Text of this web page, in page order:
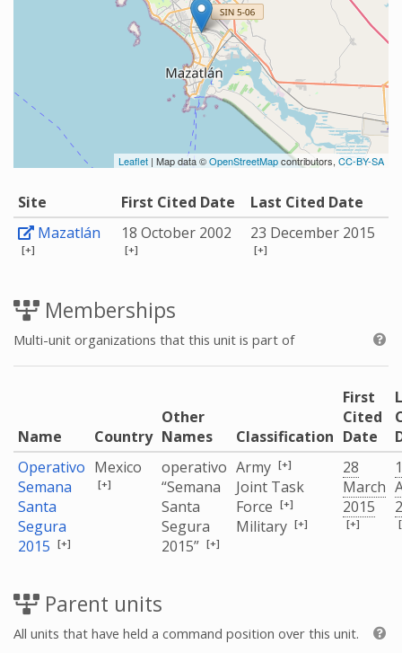
Leaflet | Map data ©OpenStreetMapcontributors, CC-BY-SA
Site First Cited Date
Last Cited Date
Mazatlán
[+]
18 October 2002
[+]
23 December 2015
[+]
Memberships
Multi-unit organizations that this unit is part of
Name Country
Other
Names
Classification
First
Cited
Date
Operativo
Semana
Santa
Segura
2015 [+]
Mexico
[+]
operativo
“Semana
Santa
Segura
2015” [+]
Army [+]
Joint Task
Force [+]
Military [+]
28
March
2015
[+]
Parent units
All units that have held a command position over this unit.